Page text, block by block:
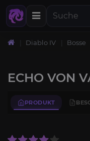
Diablo IV Bosse
ECHO VON
PRODUKT